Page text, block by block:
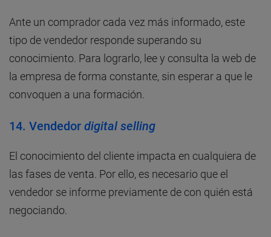
Ante un comprador cada vez más informado, este
tipo de vendedor responde superando su
conocimiento. Para lograrlo, lee y consulta la web de
la empresa de forma constante, sin esperar a que le
convoquen a una formación.
14. Vendedor digital selling
El conocimiento del cliente impacta en cualquiera de
las fases de venta. Por ello, es necesario que el
vendedor se informe previamente de con quién está
negociando.